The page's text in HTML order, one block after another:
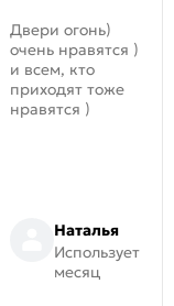
Двери огонь)
очень нравятся )
и всем, кто
приходят тоже
нравятся )
Наталья
Использует
месяц